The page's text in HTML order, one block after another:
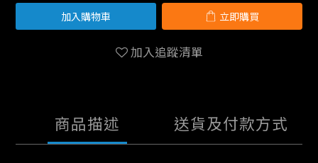
加入購物車 立即購買
加入追蹤清單
商品描述 送貨及付款方式